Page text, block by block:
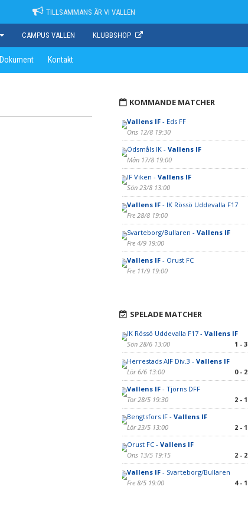
TILLSAMMANS ÄR VI VALLEN
CAMPUS VALLEN KLUBBSHOP
Dokument Kontakt
KOMMANDE MATCHER
Vallens IF- Eds FF
Ons 12/8 19:30
Ödsmåls IK - Vallens IF
Mån 17/8 19:00
IF Viken - Vallens IF
Sön 23/8 13:00
Vallens IF- IK Rössö Uddevalla F17
Fre 28/8 19:00
Svarteborg/Bullaren - Vallens IF
Fre 4/9 19:00
Vallens IF- Orust FC
Fre 11/9 19:00
SPELADE MATCHER
IK Rössö Uddevalla F17 - Vallens IF
Sön 28/6 13:00
1 - 3
Herrestads AIF Div.3 - Vallens IF
Lör 6/6 13:00
0 - 2
Vallens IF- Tjörns DFF
Tor 28/5 19:30
2 - 1
Bengtsfors IF - Vallens IF
Lör 23/5 13:00
2 - 1
Orust FC - Vallens IF
Ons 13/5 19:15
2 - 2
Vallens IF- Svarteborg/Bullaren
Fre 8/5 19:00
4 - 1